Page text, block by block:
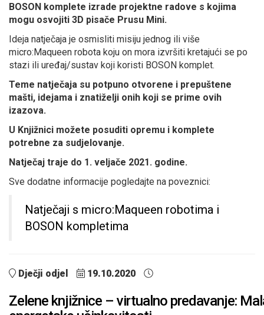
BOSON komplete izrade projektne radove s kojima
mogu osvojiti 3D pisače Prusu Mini.
Ideja natječaja je osmisliti misiju jednog ili više
micro:Maqueen robota koju on mora izvršiti kretajući se po
stazi ili uređaj/sustav koji koristi BOSON komplet.
Teme natječaja su potpuno otvorene i prepuštene
mašti, idejama i znatiželji onih koji se prime ovih
izazova.
U Knjižnici možete posuditi opremu i komplete
potrebne za sudjelovanje.
Natječaj traje do 1. veljače 2021. godine.
Sve dodatne informacije pogledajte na poveznici:
Natječaji s micro:Maqueen robotima i
BOSON kompletima
Dječji odjel 19.10.2020
Zelene knjižnice – virtualno predavanje: